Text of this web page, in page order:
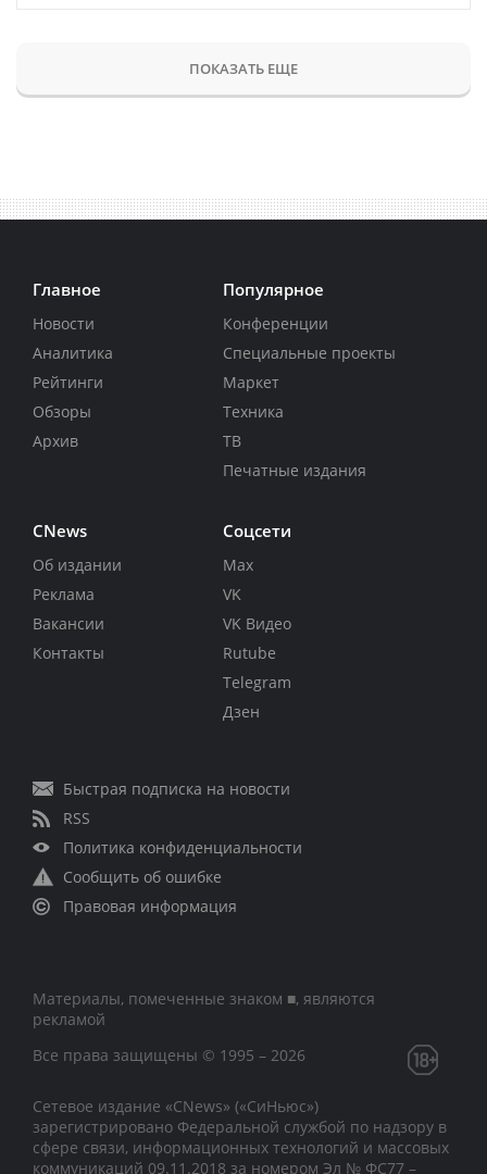
ПОКАЗАТЬ ЕЩЕ
Главное
Новости
Аналитика
Рейтинги
Обзоры
Архив
Популярное
Конференции
Специальные проекты
Маркет
Техника
ТВ
Печатные издания
CNews
Об издании
Реклама
Вакансии
Контакты
Соцсети
Max
VK
VK Видео
Rutube
Telegram
Дзен
Быстрая подписка на новости
RSS
Политика конфиденциальности
Сообщить об ошибке
Правовая информация
Материалы, помеченные знаком ■, являются
рекламой
Все права защищены © 1995 – 2026
Сетевое издание «CNews» («СиНьюс»)
зарегистрировано Федеральной службой по надзору в
сфере связи, информационных технологий и массовых
коммуникаций 09.11.2018 за номером Эл № ФС77 –